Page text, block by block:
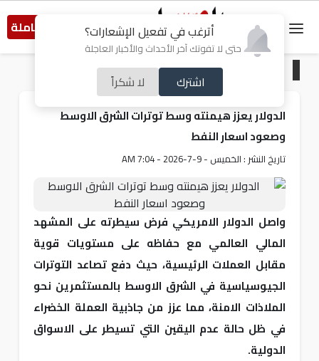
أترغب في تفعيل الإشعارات؟
حتى لا تفوتك آخر الأحداث والأخبار العاجلة
اشترك لا شكراً
النسخة الكاملة
اقتصاد
الدولار يعزز هيمنته وسط توترات الشرق الاوسط
وصعود اسعار النفط
تاريخ النشر : الخميس - 9-7-2026 - 7:04 AM
واصل الدولار الامريكي فرض سيطرته على المشهد
المالي العالمي مع حفاظه على مستويات قوية
مقابل العملات الرئيسية، حيث دفع تصاعد التوترات
الجيوسياسية في الشرق الاوسط بالمستثمرين نحو
الملاذات الامنة، مما عزز من جاذبية العملة الخضراء
في ظل حالة عدم اليقين التي تسيطر على الاسواق
الدولية.